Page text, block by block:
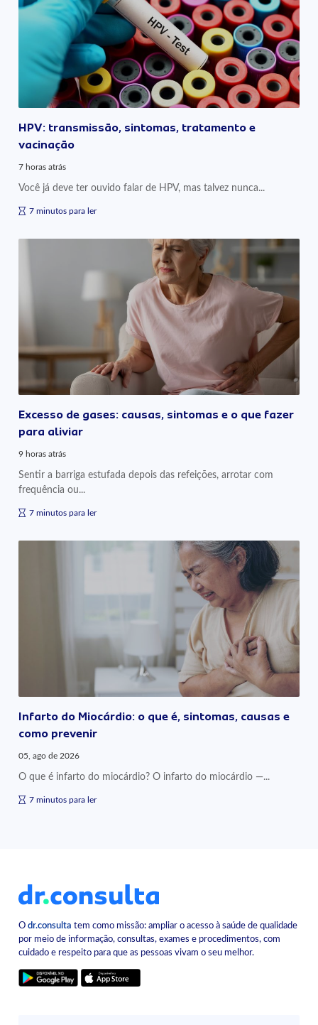
HPV: transmissão, sintomas, tratamento e
vacinação
7 horas atrás
Você já deve ter ouvido falar de HPV, mas talvez nunca...
7 minutos para ler
Excesso de gases: causas, sintomas e o que fazer
para aliviar
9 horas atrás
Sentir a barriga estufada depois das refeições, arrotar com
frequência ou...
7 minutos para ler
Infarto do Miocárdio: o que é, sintomas, causas e
como prevenir
05, ago de 2026
O que é infarto do miocárdio? O infarto do miocárdio —...
7 minutos para ler
Odr.consulta tem como missão: ampliar o acesso à saúde de qualidade
por meio de informação, consultas, exames e procedimentos, com
cuidado e respeito para que as pessoas vivam o seu melhor.